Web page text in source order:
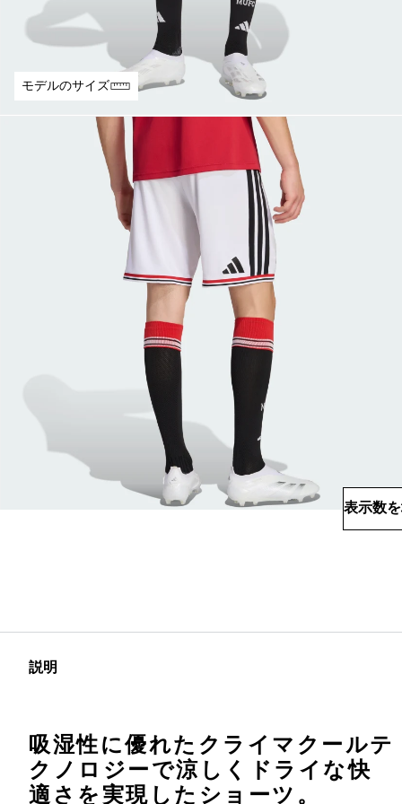
モデルのサイズ
表示数
説明
吸湿性に優れたクライマクールテ
クノロジーで涼しくドライな快
適さを実現したショーツ。